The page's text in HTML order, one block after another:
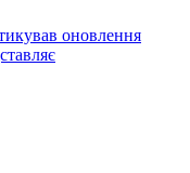
оновлення